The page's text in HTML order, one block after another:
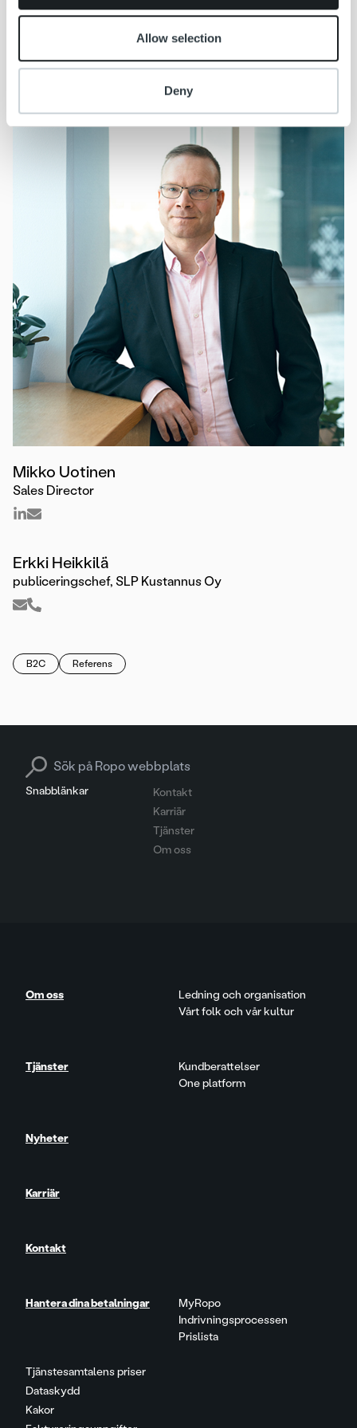
Allow selection
Deny
Kajana; och Ylä-Kainuu, lokaltidningarna Kuhmolainen och
www.suomalainenlehtipaino.fi
Mikko Uotinen
Sales Director
Erkki Heikkilä
publiceringschef, SLP Kustannus Oy
B2C Referens
Snabblänkar
Kontakt
Karriär
Tjänster
Om oss
Search for:
Tjänstesamtalens priser
Dataskydd
Kakor
Om oss
Ledning och organisation
Vårt folk och vår kultur
Tjänster
Kundberattelser
One platform
Nyheter
Karriär
Kontakt
Hantera dina betalningar
MyRopo
Indrivningsprocessen
Prislista